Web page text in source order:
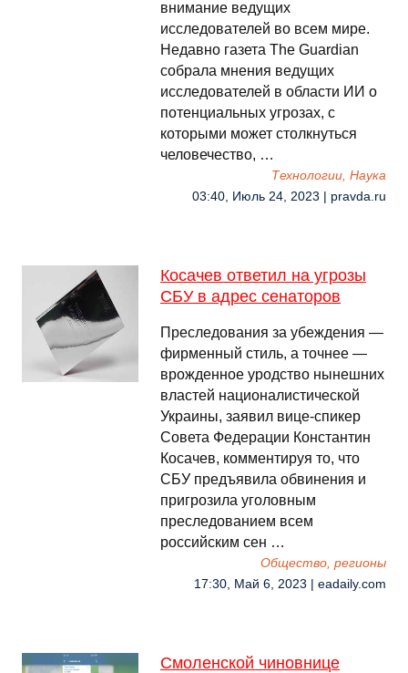
внимание ведущих
исследователей во всем мире.
Недавно газета The Guardian
собрала мнения ведущих
исследователей в области ИИ о
потенциальных угрозах, с
которыми может столкнуться
человечество, …
Технологии, Наука
03:40, Июль 24, 2023 | pravda.ru
Косачев ответил на угрозы
СБУ в адрес сенаторов
Преследования за убеждения —
фирменный стиль, а точнее —
врожденное уродство нынешних
властей националистической
Украины, заявил вице-спикер
Совета Федерации Константин
Косачев, комментируя то, что
СБУ предъявила обвинения и
пригрозила уголовным
преследованием всем
российским сен …
Общество, регионы
17:30, Май 6, 2023 | eadaily.com
Смоленской чиновнице